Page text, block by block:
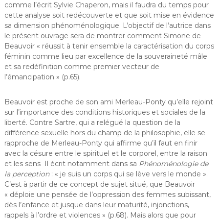
comme l’écrit Sylvie Chaperon, mais il faudra du temps pour
cette analyse soit redécouverte et que soit mise en évidence
sa dimension phénoménologique. L’objectif de l’autrice dans
le présent ouvrage sera de montrer comment Simone de
Beauvoir « réussit à tenir ensemble la caractérisation du corps
féminin comme lieu par excellence de la souveraineté mâle
et sa redéfinition comme premier vecteur de
l’émancipation » (p.65).
Beauvoir est proche de son ami Merleau-Ponty qu’elle rejoint
sur l’importance des conditions historiques et sociales de la
liberté. Contre Sartre, qui a relégué la question de la
différence sexuelle hors du champ de la philosophie, elle se
rapproche de Merleau-Ponty qui affirme qu’il faut en finir
avec la césure entre le spirituel et le corporel, entre la raison
et les sens Il écrit notamment dans sa Phénoménologie de
la perception : « je suis un corps qui se lève vers le monde ».
C’est à partir de ce concept de sujet situé, que Beauvoir
« déploie une pensée de l’oppression des femmes subissant,
dès l’enfance et jusque dans leur maturité, injonctions,
rappels à l’ordre et violences » (p.68). Mais alors que pour